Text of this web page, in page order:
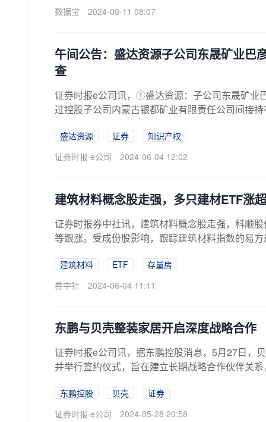
数据宝
2024-09-11 08:07
午间公告：盛达资源子公司东晟矿业巴
查
证券时报e公司讯，①盛达资源：子公司东晟矿业
过控股子公司内蒙古银都矿业有限责任公司间接
盛达资源 证券
知识产权
证券时报·e公司
2024-06-04 12:02
建筑材料概念股走强，多只建材ETF涨
证券时报券中社讯，建筑材料概念股走强，科顺
等跟涨。受成份股影响，跟踪建筑材料指数的易
建筑材料 ETF
存量房
券中社
2024-06-04 11:11
东鹏与贝壳整装家居开启深度战略合作
证券时报e公司讯，据东鹏控股消息，5月27日，
并举行签约仪式，旨在建立长期战略合作伙伴关
东鹏控股 贝壳
证券
证券时报·e公司
2024-05-28 20:58